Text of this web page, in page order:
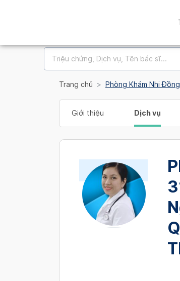
Trang chủ Phòng Khám Nhi
Giới thiệu Dịch vụ